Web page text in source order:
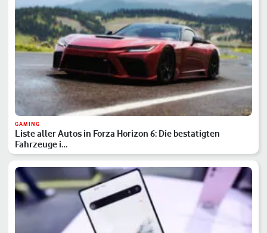
GAMING
Liste aller Autos in Forza Horizon 6: Die bestätigten
Fahrzeuge i…